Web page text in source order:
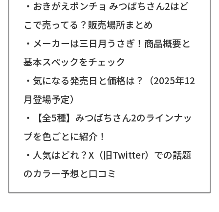
・おきがえポンチョ みつばちさん2はど
こで売ってる？販売場所まとめ
・メーカーは三日月うさぎ！商品概要と
基本スペックをチェック
・気になる発売日と価格は？（2025年12
月登場予定）
・【全5種】みつばちさん2のラインナッ
プを色ごとに紹介！
・人気はどれ？X（旧Twitter）での話題
のカラー予想と口コミ